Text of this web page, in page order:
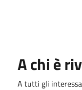
A chi è
A tutti gli